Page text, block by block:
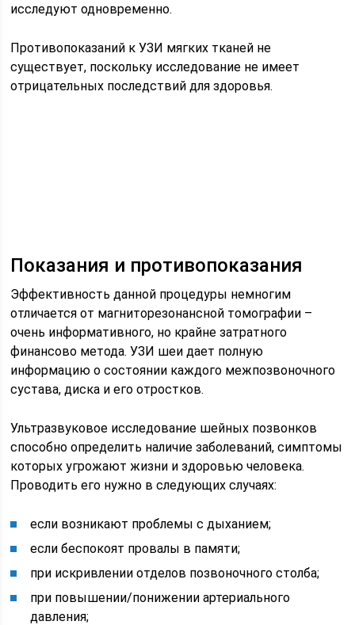
исследуют одновременно.
Противопоказаний к УЗИ мягких тканей не
существует, поскольку исследование не имеет
отрицательных последствий для здоровья.
Показания и противопоказания
Эффективность данной процедуры немногим
отличается от магниторезонансной томографии –
очень информативного, но крайне затратного
финансово метода. УЗИ шеи дает полную
информацию о состоянии каждого межпозвоночного
сустава, диска и его отростков.
Ультразвуковое исследование шейных позвонков
способно определить наличие заболеваний, симптомы
которых угрожают жизни и здоровью человека.
Проводить его нужно в следующих случаях:
если возникают проблемы с дыханием;
если беспокоят провалы в памяти;
при искривлении отделов позвоночного столба;
при повышении/понижении артериального
давления;